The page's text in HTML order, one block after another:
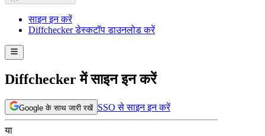
साइन इन करें
Diffchecker डेस्कटॉप डाउनलोड करें
Diffchecker में साइन इन करें
Google के साथ जारी रखें SSO से साइन इन करें
या